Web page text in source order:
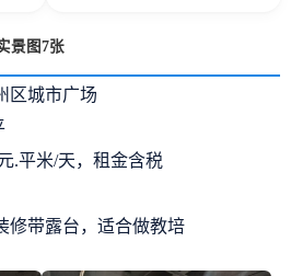
景图7张
区城市广场
.平米/天，租金含税
修带露台，适合做教培